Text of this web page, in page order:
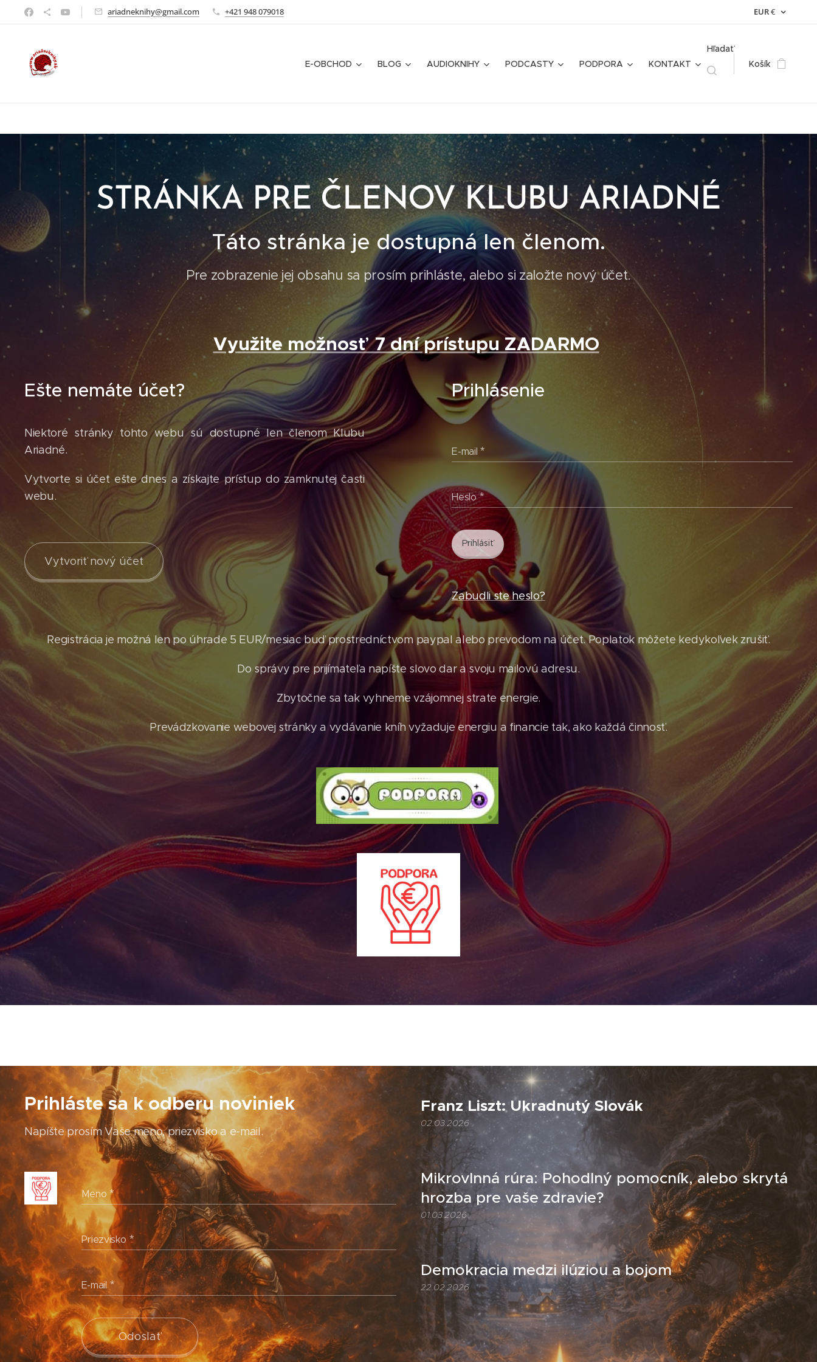
ariadneknihy@gmail.com +421 948 079018 EUR€
E-OBCHOD BLOG AUDIOKNIHY PODCASTY PODPORA KONTAKT
Hľadať
Košík
STRÁNKA PRE ČLENOV KLUBU ARIADNÉ
Táto stránka je dostupná len členom.
Pre zobrazenie jej obsahu sa prosím prihláste, alebo si založte nový účet.
Využite možnosť 7 dní prístupu ZADARMO
Ešte nemáte účet?
Niektoré stránky tohto webu sú dostupné len členom Klubu
Ariadné.
Vytvorte si účet ešte dnes a získajte prístup do zamknutej časti
webu.
Vytvoriť nový účet
Prihlásenie
E-mail
Heslo
Prihlásiť
Zabudli ste heslo?
Registrácia je možná len po úhrade 5 EUR/mesiac buď prostredníctvom paypal alebo prevodom na účet. Poplatok môžete kedykoľvek zrušiť.
Do správy pre prijímateľa napíšte slovo dar a svoju mailovú adresu.
Zbytočne sa tak vyhneme vzájomnej strate energie.
Prevádzkovanie webovej stránky a vydávanie kníh vyžaduje energiu a financie tak, ako každá činnosť.
Prihláste sa k odberu noviniek
Napíšte prosím Vaše meno, priezvisko a e-mail.
Meno
Priezvisko
E-mail
Odoslať
Franz Liszt: Ukradnutý Slovák
02.03.2026
Mikrovlnná rúra: Pohodlný pomocník, alebo skrytá
hrozba pre vaše zdravie?
01.03.2026
Demokracia medzi ilúziou a bojom
22.02.2026